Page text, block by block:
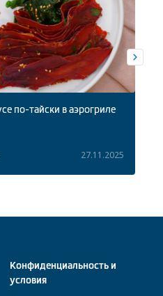
по-тайски в аэрогриле
27.11.2025
Конфиденциальность и
условия